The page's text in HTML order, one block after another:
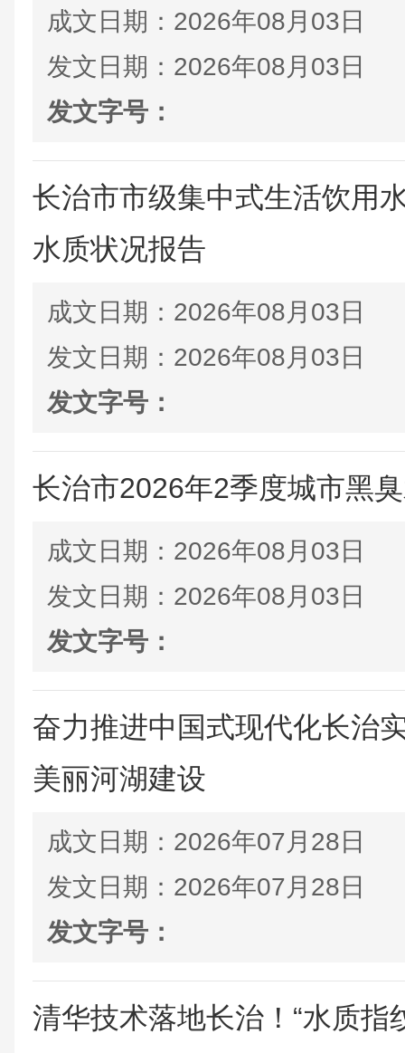
成文日期： 2026年08月03日
发文日期： 2026年08月03日
发文字号：
长治市市级集中式生活饮用
水质状况报告
成文日期： 2026年08月03日
发文日期： 2026年08月03日
发文字号：
长治市2026年2季度城市黑
成文日期： 2026年08月03日
发文日期： 2026年08月03日
发文字号：
奋力推进中国式现代化长治
美丽河湖建设
成文日期： 2026年07月28日
发文日期： 2026年07月28日
发文字号：
清华技术落地长治！“水质指